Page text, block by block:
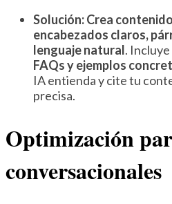
Solución:Crea
encabezados claros,
lenguaje natural. Incluye
FAQs y ejemplos
IA entienda y cite tu
precisa.
Optimización
conversacionales